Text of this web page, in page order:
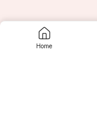
Home
Srujanee